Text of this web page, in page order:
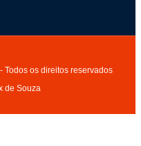
Todos os direitos reservados
de Souza